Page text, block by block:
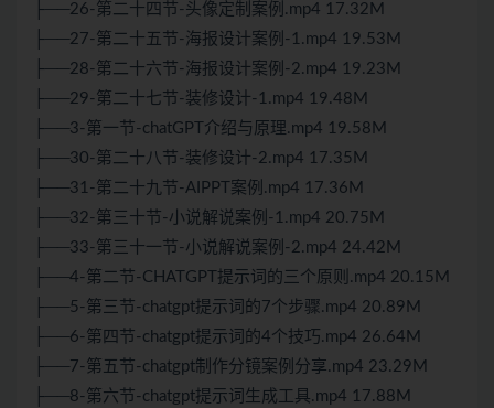
├──26-第二十四节-头像定制案例.mp4 17.32M
├──27-第二十五节-海报设计案例-1.mp4 19.53M
├──28-第二十六节-海报设计案例-2.mp4 19.23M
├──29-第二十七节-装修设计-1.mp4 19.48M
├──3-第一节-chatGPT介绍与原理.mp4 19.58M
├──30-第二十八节-装修设计-2.mp4 17.35M
├──31-第二十九节-AIPPT案例.mp4 17.36M
├──32-第三十节-小说解说案例-1.mp4 20.75M
├──33-第三十一节-小说解说案例-2.mp4 24.42M
├──4-第二节-CHATGPT提示词的三个原则.mp4 20.15M
├──5-第三节-chatgpt提示词的7个步骤.mp4 20.89M
├──6-第四节-chatgpt提示词的4个技巧.mp4 26.64M
├──7-第五节-chatgpt制作分镜案例分享.mp4 23.29M
├──8-第六节-chatgpt提示词生成工具.mp4 17.88M